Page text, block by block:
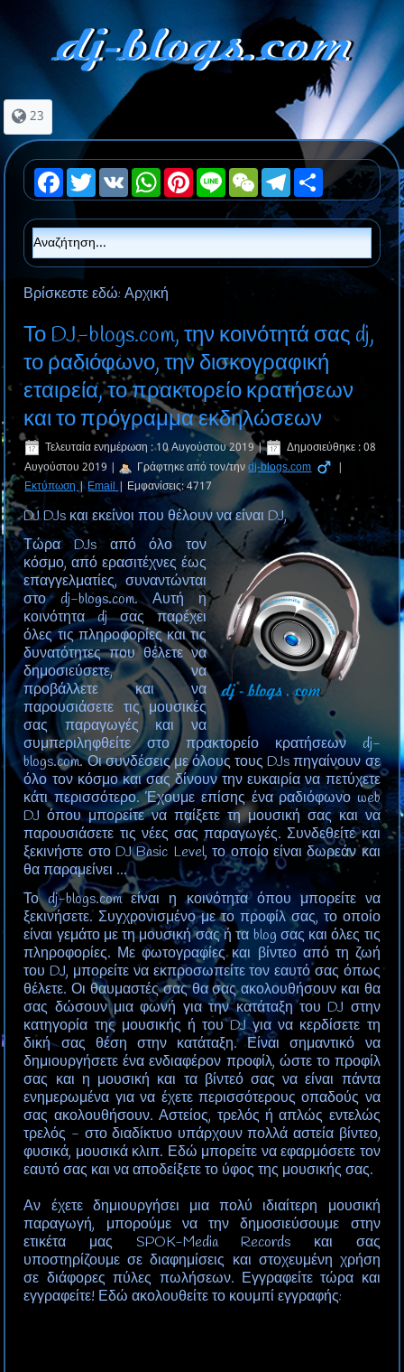
23
FacebookTwitter VK WhatsAppPinterestLine WeChatTelegram Share
Βρίσκεστε εδώ:Αρχική
Το DJ-blogs.com, την κοινότητά σας dj,
το ραδιόφωνο, την δισκογραφική
εταιρεία, το πρακτορείο κρατήσεων
και το πρόγραμμα εκδηλώσεων
Τελευταία ενημέρωση : 10 Αυγούστου 2019|
Δημοσιεύθηκε : 08
Αυγούστου 2019 | Γράφτηκε από τον/τηνdj-blogs.com
|
Εκτύπωση|Email| Εμφανίσεις: 4717
DJ DJs και εκείνοι που θέλουν να είναι DJ,
Τώρα DJs από όλο τον
κόσμο, από ερασιτέχνες έως
επαγγελματίες, συναντώνται
στο dj-blogs.com. Αυτή η
κοινότητα dj σας παρέχει
όλες τις πληροφορίες και τις
δυνατότητες που θέλετε να
δημοσιεύσετε, να
προβάλλετε και να
παρουσιάσετε τις μουσικές
σας παραγωγές και να
συμπεριληφθείτε στο πρακτορείο κρατήσεων dj-
blogs.com. Οι συνδέσεις με όλους τους DJs πηγαίνουν σε
όλο τον κόσμο και σας δίνουν την ευκαιρία να πετύχετε
κάτι περισσότερο. Έχουμε επίσης ένα ραδιόφωνο web
DJ όπου μπορείτε να παίξετε τη μουσική σας και να
παρουσιάσετε τις νέες σας παραγωγές. Συνδεθείτε και
ξεκινήστε στο DJ Basic Level, το οποίο είναι δωρεάν και
θα παραμείνει ...
Το dj-blogs.com είναι η κοινότητα όπου μπορείτε να
ξεκινήσετε. Συγχρονισμένο με το προφίλ σας, το οποίο
είναι γεμάτο με τη μουσική σας ή τα blog σας και όλες τις
πληροφορίες. Με φωτογραφίες και βίντεο από τη ζωή
του DJ, μπορείτε να εκπροσωπείτε τον εαυτό σας όπως
θέλετε. Οι θαυμαστές σας θα σας ακολουθήσουν και θα
σας δώσουν μια φωνή για την κατάταξη του DJ στην
κατηγορία της μουσικής ή του DJ για να κερδίσετε τη
δική σας θέση στην κατάταξη. Είναι σημαντικό να
δημιουργήσετε ένα ενδιαφέρον προφίλ, ώστε το προφίλ
σας και η μουσική και τα βίντεό σας να είναι πάντα
ενημερωμένα για να έχετε περισσότερους οπαδούς να
σας ακολουθήσουν. Αστείος, τρελός ή απλώς εντελώς
τρελός - στο διαδίκτυο υπάρχουν πολλά αστεία βίντεο,
φυσικά, μουσικά κλιπ. Εδώ μπορείτε να εφαρμόσετε τον
εαυτό σας και να αποδείξετε το ύφος της μουσικής σας.
Αν έχετε δημιουργήσει μια πολύ ιδιαίτερη μουσική
παραγωγή, μπορούμε να την δημοσιεύσουμε στην
ετικέτα μας SPOK-Media Records και σας
υποστηρίζουμε σε διαφημίσεις και στοχευμένη χρήση
σε διάφορες πύλες πωλήσεων. Εγγραφείτε τώρα και
εγγραφείτε! Εδώ ακολουθείτε το κουμπί εγγραφής: